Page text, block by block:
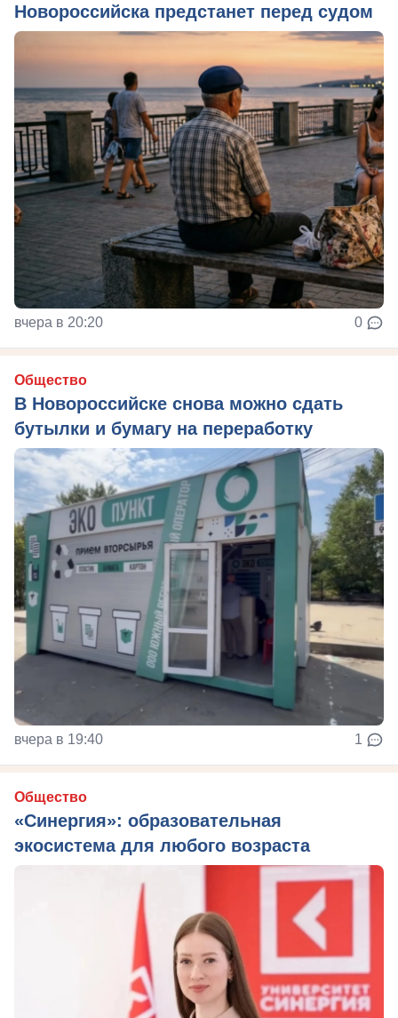
Новороссийска предстанет перед судом
вчера в 20:20 0
Общество
В Новороссийске снова можно сдать
бутылки и бумагу на переработку
вчера в 19:40 1
Общество
«Синергия»: образовательная
экосистема для любого возраста